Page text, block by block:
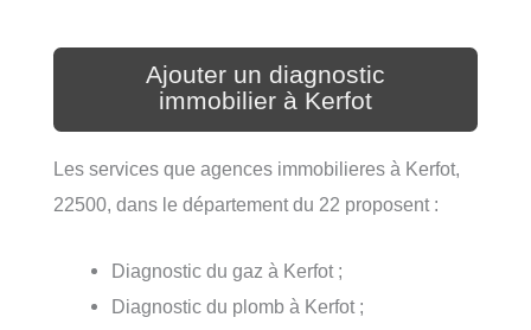
Ajouter un diagnostic
immobilier à Kerfot
Les services que agences immobilieres à Kerfot,
22500, dans le département du 22 proposent :
Diagnostic du gaz à Kerfot ;
Diagnostic du plomb à Kerfot ;